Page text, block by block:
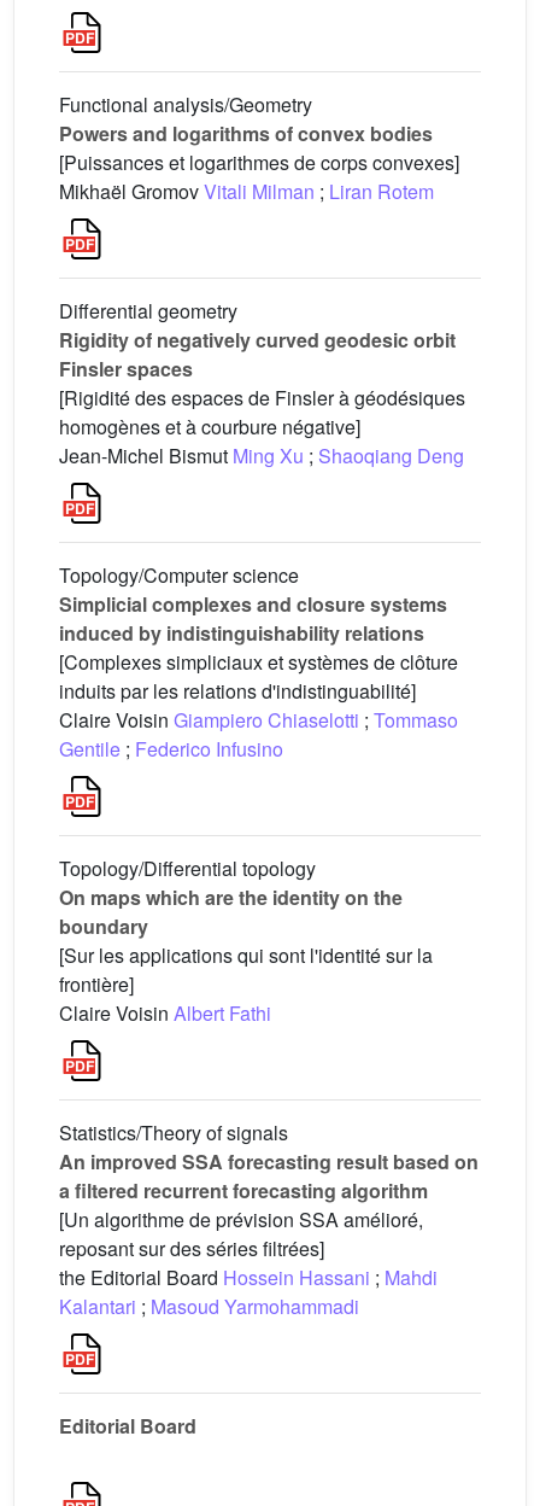
Functional analysis/Geometry
Powers and logarithms of convex bodies
[Puissances et logarithmes de corps convexes]
Mikhaël GromovVitali Milman ; Liran Rotem
Differential geometry
Rigidity of negatively curved geodesic orbit
Finsler spaces
[Rigidité des espaces de Finsler à géodésiques
homogènes et à courbure négative]
Jean-Michel Bismut Ming Xu ; Shaoqiang Deng
Topology/Computer science
Simplicial complexes and closure systems
induced by indistinguishability relations
[Complexes simpliciaux et systèmes de clôture
induits par les relations d'indistinguabilité]
Claire Voisin Giampiero Chiaselotti ; Tommaso
Gentile ; Federico Infusino
Topology/Differential topology
On maps which are the identity on the
boundary
[Sur les applications qui sont l'identité sur la
frontière]
Claire Voisin Albert Fathi
Statistics/Theory of signals
An improved SSA forecasting result based on
a filtered recurrent forecasting algorithm
[Un algorithme de prévision SSA amélioré,
reposant sur des séries filtrées]
the Editorial Board Hossein Hassani ; Mahdi
Kalantari ; Masoud Yarmohammadi
Editorial Board